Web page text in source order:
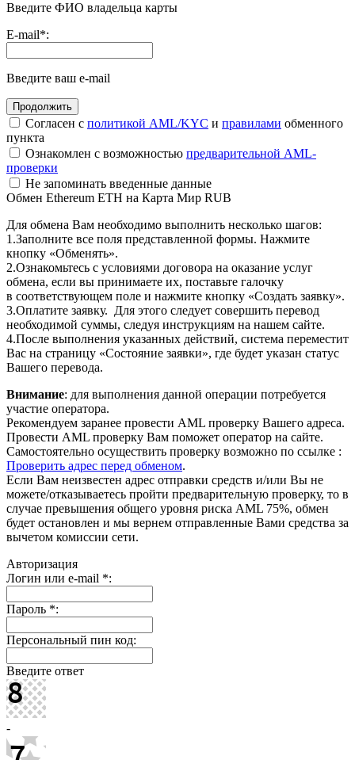
Введите ФИО владельца карты
E-mail*:
Введите ваш e-mail
Согласен с политикой AML/KYC и правилами обменного
пункта
Ознакомлен с возможностью предварительной AML-
проверки
Не запоминать введенные данные
Обмен Ethereum ETH на Карта Мир RUB
Для обмена Вам необходимо выполнить несколько шагов:
1.Заполните все поля представленной формы. Нажмите
кнопку «Обменять».
2.Ознакомьтесь с условиями договора на оказание услуг
обмена, если вы принимаете их, поставьте галочку
в соответствующем поле и нажмите кнопку «Создать заявку».
3.Оплатите заявку. Для этого следует совершить перевод
необходимой суммы, следуя инструкциям на нашем сайте.
4.После выполнения указанных действий, система переместит
Вас на страницу «Состояние заявки», где будет указан статус
Вашего перевода.
Внимание: для выполнения данной операции потребуется
участие оператора.
Рекомендуем заранее провести AML проверку Вашего адреса.
Провести AML проверку Вам поможет оператор на сайте.
Самостоятельно осуществить проверку возможно по ссылке :
Проверить адрес перед обменом.
Если Вам неизвестен адрес отправки средств и/или Вы не
можете/отказываетесь пройти предварительную проверку, то в
случае превышения общего уровня риска AML 75%, обмен
будет остановлен и мы вернем отправленные Вами средства за
вычетом комиссии сети.
Авторизация
Логин или e-mail *:
Пароль *:
Персональный пин код:
Введите ответ
-